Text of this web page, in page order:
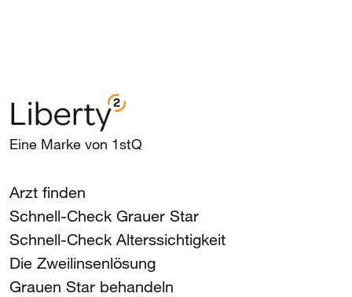
Eine Marke von 1stQ
Arzt finden
Schnell-Check Grauer Star
Schnell-Check Alterssichtigkeit
Die Zweilinsenlösung
Grauen Star behandeln